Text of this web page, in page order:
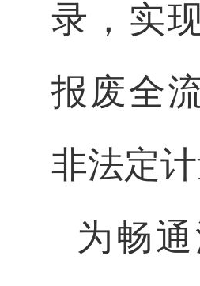
录，实
报废全
非法定
为畅